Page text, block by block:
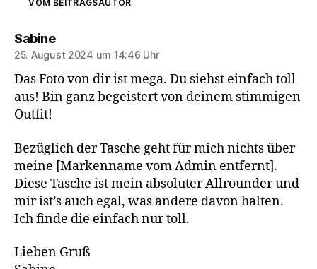
VOM BEITRAGSAUTOR
Sabinesagt:
25. August 2024 um 14:46 Uhr
Das Foto von dir ist mega. Du siehst einfach toll
aus! Bin ganz begeistert von deinem stimmigen
Outfit!
Bezüglich der Tasche geht für mich nichts über
meine [Markenname vom Admin entfernt].
Diese Tasche ist mein absoluter Allrounder und
mir ist’s auch egal, was andere davon halten.
Ich finde die einfach nur toll.
Lieben Gruß